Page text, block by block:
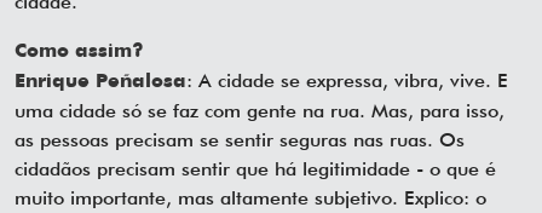
Como assim?
Enrique Peñalosa: A cidade se expressa, vibra, vive. E
uma cidade só se faz com gente na rua. Mas, para isso,
as pessoas precisam se sentir seguras nas ruas. Os
cidadãos precisam sentir que há legitimidade - o que é
muito importante, mas altamente subjetivo. Explico: o